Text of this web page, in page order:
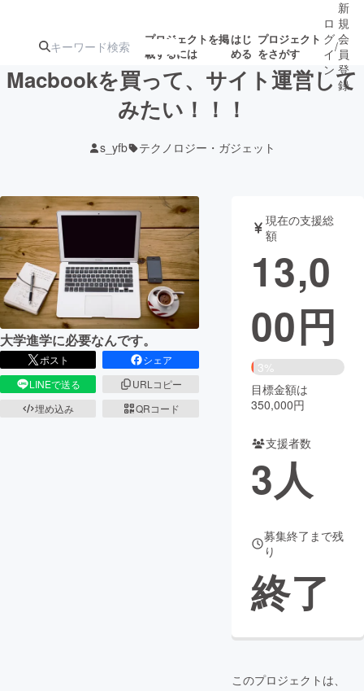
プロジェクトを掲
載するには
はじ
める
プロジェクト
をさがす
ターン
ジェクト
ロジェクト
アート・写真 音楽
テクノロジー・ガジェット ゲーム・
書籍・雑誌
ビジネス・起業 チャレンジ
まちづくり・地域活性化
CAMPFIRE Creation
コミュニティ
ロ
グ
イ
ン
/
新
規
会
員
登
録
Macbookを買って、サイト運営して
みたい！！！
s_yfb テクノロジー・ガジェット
大学進学に必要なんです。
ポスト
シェア
LINEで送る
URLコピー
埋め込み
QRコード
現在の支援総
額
13,0
00円
3%
目標金額は
350,000円
支援者数
3人
募集終了まで残
り
終了
このプロジェクトは、